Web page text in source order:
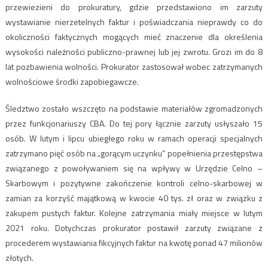
przewiezieni do prokuratury, gdzie przedstawiono im zarzuty
wystawianie nierzetelnych faktur i poświadczania nieprawdy co do
okoliczności faktycznych mogących mieć znaczenie dla określenia
wysokości należności publiczno-prawnej lub jej zwrotu. Grozi im do 8
lat pozbawienia wolności. Prokurator zastosował wobec zatrzymanych
wolnościowe środki zapobiegawcze.
Śledztwo zostało wszczęto na podstawie materiałów zgromadzonych
przez funkcjonariuszy CBA. Do tej pory łącznie zarzuty usłyszało 15
osób. W lutym i lipcu ubiegłego roku w ramach operacji specjalnych
zatrzymano pięć osób na „gorącym uczynku” popełnienia przestępstwa
związanego z powoływaniem się na wpływy w Urzędzie Celno –
Skarbowym i pozytywne zakończenie kontroli celno-skarbowej w
zamian za korzyść majątkową w kwocie 40 tys. zł oraz w związku z
zakupem pustych faktur. Kolejne zatrzymania miały miejsce w lutym
2021 roku. Dotychczas prokurator postawił zarzuty związane z
procederem wystawiania fikcyjnych faktur na kwotę ponad 47 milionów
złotych.